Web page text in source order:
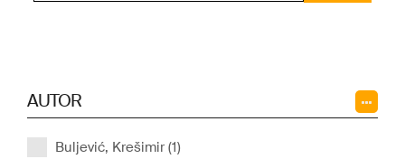
AUTOR
Buljević, Krešimir (1)